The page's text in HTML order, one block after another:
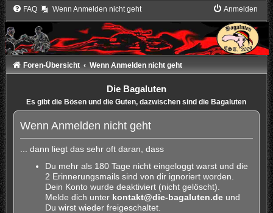
FAQ Wenn Anmelden nicht geht Anmelden
Foren-Übersicht Wenn Anmelden nicht geht
Die Bagaluten
Es gibt die Bösen und die Guten, dazwischen sind die Bagaluten
Wenn Anmelden nicht geht
... dann liegt das sehr oft daran, dass
Du mehr als 180 Tage nicht eingeloggt warst und die
2 Erinnerungsmails sind von dir ignoriert worden.
Dein Konto wurde deaktiviert (nicht gelöscht).
Melde dich unter kontakt@die-bagaluten.de und
Du wirst wieder freigeschaltet.